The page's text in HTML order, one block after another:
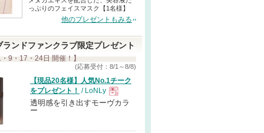
っぷりのフェイスマスク【1名様】
他のプレゼントもみる
ランドファンクラブ限定プレゼント
9・17・24日 開催！】
(応募受付：8/1～8/8)
【現品20名様】人気No.1チーク
をプレゼント！
/ LoNLy
現
透明感を引き出すモーヴカラ
ー